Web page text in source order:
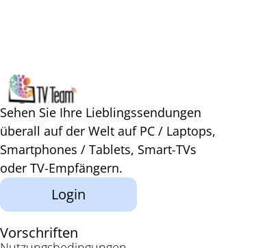
Sehen Sie Ihre Lieblingssendungen
überall auf der Welt auf PC / Laptops,
Smartphones / Tablets, Smart-TVs
oder TV-Empfängern.
Login
Vorschriften